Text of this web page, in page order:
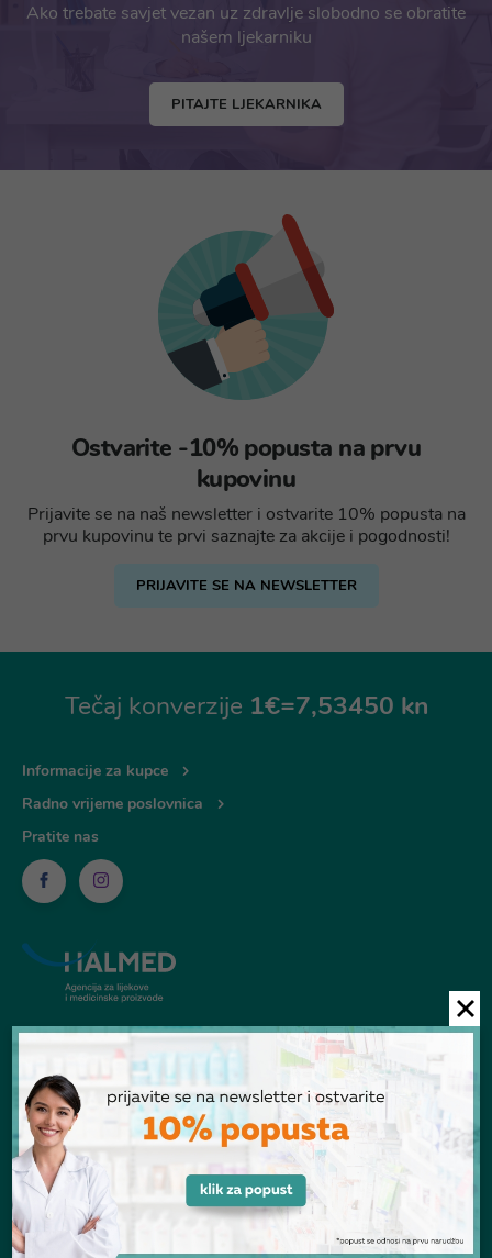
Ako trebate savjet vezan uz zdravlje slobodno se obratite
našem ljekarniku
PITAJTE LJEKARNIKA
Ostvarite -10% popusta na prvu
kupovinu
Prijavite se na naš newsletter i ostvarite 10% popusta na
prvu kupovinu te prvi saznajte za akcije i pogodnosti!
PRIJAVITE SE NA NEWSLETTER
Tečaj konverzije 1€=7,53450 kn
Informacije za kupce
Radno vrijeme poslovnica
Pratite nas
© Ljekarna Talan 2026